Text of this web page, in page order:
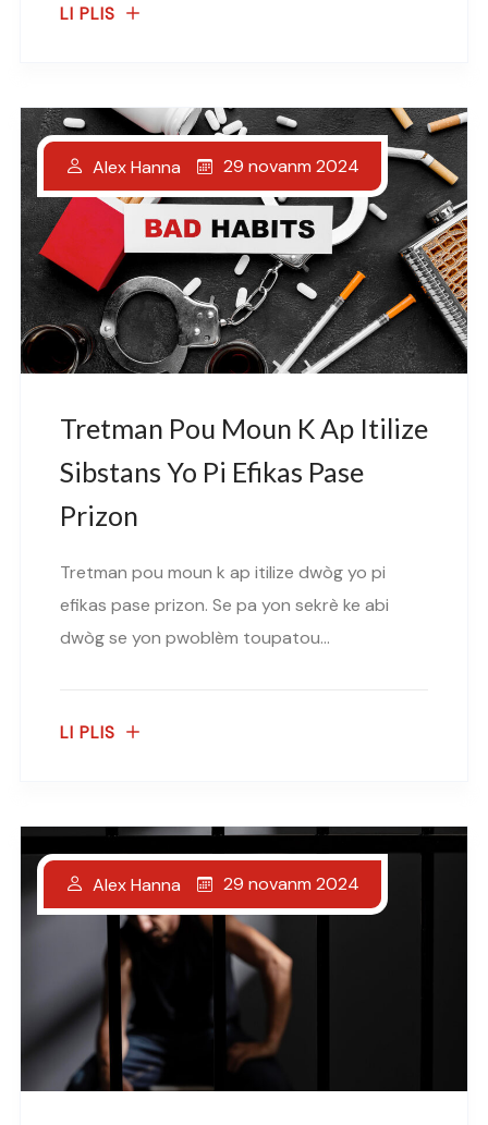
LI PLIS
Tretman Pou Moun K Ap Itilize
Sibstans Yo Pi Efikas Pase
Prizon
Alex Hanna 29 novanm 2024
Tretman pou moun k ap itilize dwòg yo pi
efikas pase prizon. Se pa yon sekrè ke abi
dwòg se yon pwoblèm toupatou...
LI PLIS
Alex Hanna 29 novanm 2024